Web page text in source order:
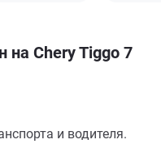
на Chery Tiggo 7
и водителя.